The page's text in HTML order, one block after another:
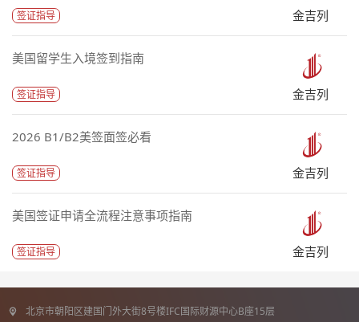
签证指导 金吉列
美国留学生入境签到指南
签证指导 金吉列
2026 B1/B2美签面签必看
签证指导 金吉列
美国签证申请全流程注意事项指南
签证指导 金吉列
北京市朝阳区建国门外大街8号楼IFC国际财源中心B座15层